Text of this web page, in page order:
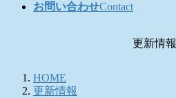
お問い合わせContact
更新情報
HOME
更新情報